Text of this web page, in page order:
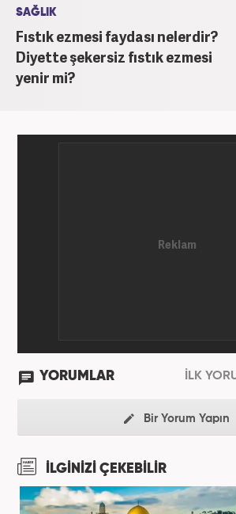
SAĞLIK
Fıstık ezmesi faydası nelerdir?
Diyette şekersiz fıstık ezmesi
yenir mi?
YORUMLAR İLK
Bir Yorum Yapın
İLGİNİZİ ÇEKEBİLİR